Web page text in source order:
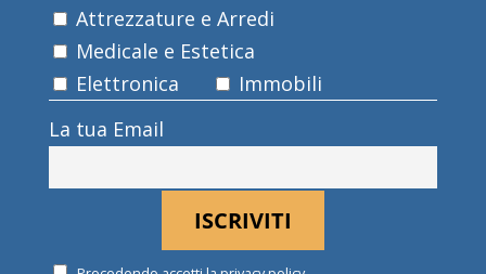
Attrezzature e Arredi
Medicale e Estetica
Elettronica
Immobili
La tua Email